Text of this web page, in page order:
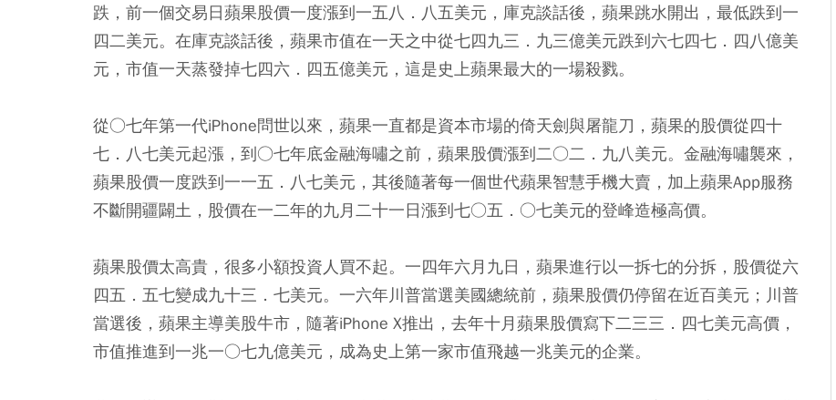
跌，前一個交易日蘋果股價一度漲到一五八．八五美元，庫克談話後，蘋果跳水開出，最低跌到一
四二美元。在庫克談話後，蘋果市值在一天之中從七四九三．九三億美元跌到六七四七．四八億美
元，市值一天蒸發掉七四六．四五億美元，這是史上蘋果最大的一場殺戮。
從○七年第一代iPhone問世以來，蘋果一直都是資本市場的倚天劍與屠龍刀，蘋果的股價從四十
七．八七美元起漲，到○七年底金融海嘯之前，蘋果股價漲到二○二．九八美元。金融海嘯襲來，
蘋果股價一度跌到一一五．八七美元，其後隨著每一個世代蘋果智慧手機大賣，加上蘋果App服務
不斷開疆闢土，股價在一二年的九月二十一日漲到七○五．○七美元的登峰造極高價。
蘋果股價太高貴，很多小額投資人買不起。一四年六月九日，蘋果進行以一拆七的分拆，股價從六
四五．五七變成九十三．七美元。一六年川普當選美國總統前，蘋果股價仍停留在近百美元；川普
當選後，蘋果主導美股牛市，隨著iPhone X推出，去年十月蘋果股價寫下二三三．四七美元高價，
市值推進到一兆一○七九億美元，成為史上第一家市值飛越一兆美元的企業。